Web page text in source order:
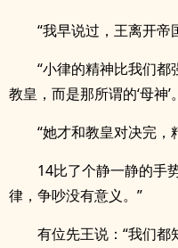
“我早说过，王离开帝
“小律的精神比我们
教皇，而是那所谓的‘母神’
“她才和教皇对决完
14比了个静一静的手
律，争吵没有意义。”
有位先王说：“我们